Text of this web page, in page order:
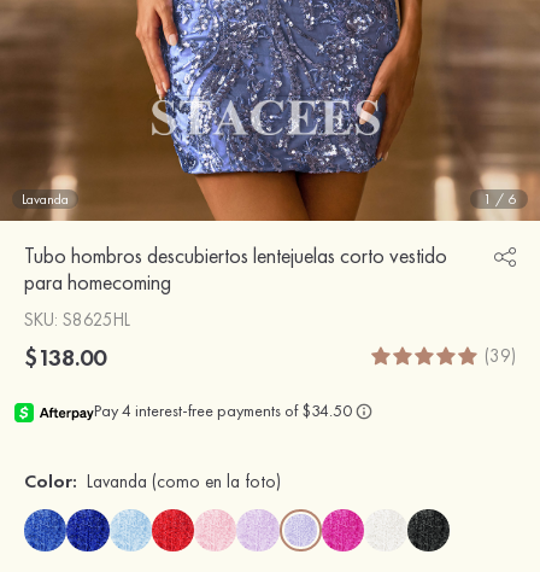
Lavanda 1 / 6
Tubo hombros descubiertos lentejuelas corto vestido
para homecoming
SKU: S8625HL
$138.00 (39)
Color: Lavanda (como en la foto)